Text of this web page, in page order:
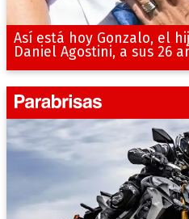
Así está hoy Gonzalo, el
Daniel Agostini, a sus 26